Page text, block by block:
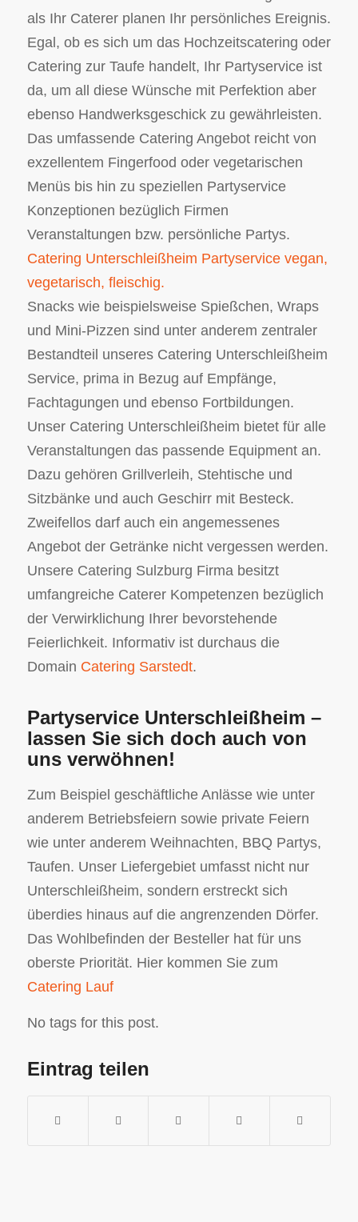
als Ihr Caterer planen Ihr persönliches Ereignis.
Egal, ob es sich um das Hochzeitscatering oder
Catering zur Taufe handelt, Ihr Partyservice ist
da, um all diese Wünsche mit Perfektion aber
ebenso Handwerksgeschick zu gewährleisten.
Das umfassende Catering Angebot reicht von
exzellentem Fingerfood oder vegetarischen
Menüs bis hin zu speziellen Partyservice
Konzeptionen bezüglich Firmen
Veranstaltungen bzw. persönliche Partys.
Catering Unterschleißheim Partyservice vegan,
vegetarisch, fleischig.
Snacks wie beispielsweise Spießchen, Wraps
und Mini-Pizzen sind unter anderem zentraler
Bestandteil unseres Catering Unterschleißheim
Service, prima in Bezug auf Empfänge,
Fachtagungen und ebenso Fortbildungen.
Unser Catering Unterschleißheim bietet für alle
Veranstaltungen das passende Equipment an.
Dazu gehören Grillverleih, Stehtische und
Sitzbänke und auch Geschirr mit Besteck.
Zweifellos darf auch ein angemessenes
Angebot der Getränke nicht vergessen werden.
Unsere Catering Sulzburg Firma besitzt
umfangreiche Caterer Kompetenzen bezüglich
der Verwirklichung Ihrer bevorstehende
Feierlichkeit. Informativ ist durchaus die
Domain Catering Sarstedt.
Partyservice Unterschleißheim –
lassen Sie sich doch auch von
uns verwöhnen!
Zum Beispiel geschäftliche Anlässe wie unter
anderem Betriebsfeiern sowie private Feiern
wie unter anderem Weihnachten, BBQ Partys,
Taufen. Unser Liefergebiet umfasst nicht nur
Unterschleißheim, sondern erstreckt sich
überdies hinaus auf die angrenzenden Dörfer.
Das Wohlbefinden der Besteller hat für uns
oberste Priorität. Hier kommen Sie zum
Catering Lauf
No tags for this post.
Eintrag teilen